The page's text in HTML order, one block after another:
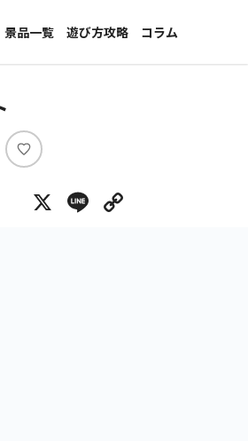
景品一覧
新着景品
メーカー一覧
遊び方攻略
コラム
インタビュー
い
ね
X Line